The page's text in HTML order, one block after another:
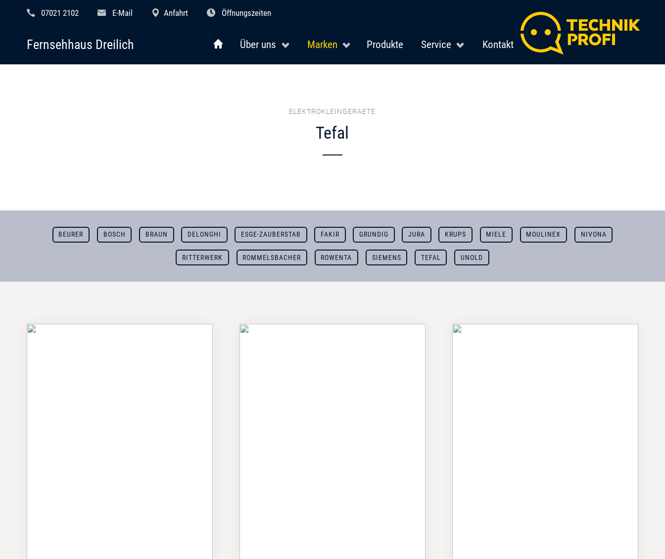
07021 2102 E-Mail Anfahrt Öffnungszeiten
Über uns Marken Produkte Service Kontakt
Fernsehhaus Dreilich
ELEKTROKLEINGERAETE
Tefal
BEURER BOSCH BRAUN DELONGHI ESGE-ZAUBERSTAB FAKIR GRUNDIG JURA KRUPS MIELE MOULINEX NIVONA
RITTERWERK ROMMELSBACHER ROWENTA SIEMENS TEFAL UNOLD